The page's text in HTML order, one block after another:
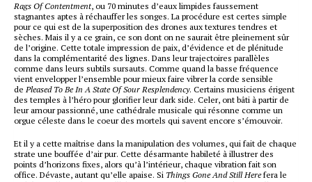
Rags Of Contentment, ou 70 minutes d’eaux limpides faussement
stagnantes aptes à réchauffer les songes. La procédure est certes simple
pour ce qui est de la superposition des drones aux textures tendres et
sèches. Mais il y a ce grain, ce son dont on ne saurait être pleinement sûr
de l’origine. Cette totale impression de paix, d’évidence et de plénitude
dans la complémentarité des lignes. Dans leur trajectoires parallèles
comme dans leurs subtils sursauts. Comme quand la basse fréquence
vient envelopper l’ensemble pour mieux faire vibrer la corde sensible
de Pleased To Be In A State Of Sour Resplendency. Certains musiciens érigent
des temples à l’héro pour glorifier leur dark side. Celer, ont bâti à partir de
leur amour passionné, une cathédrale musicale qui résonne comme un
orgue céleste dans le coeur des mortels qui savent encore s’émouvoir.
Et il y a cette maîtrise dans la manipulation des volumes, qui fait de chaque
strate une bouffée d’air pur. Cette désarmante habileté à illustrer des
points d’horizons fixes, alors qu’à l’intérieur, chaque vibration fait son
office. Dévaste, autant qu’elle apaise. Si Things Gone And Still Herefera le